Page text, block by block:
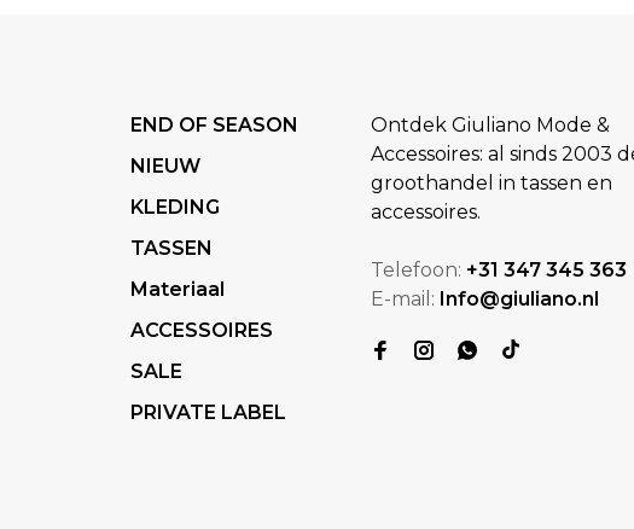
END OF SEASON
NIEUW
KLEDING
TASSEN
Materiaal
ACCESSOIRES
SALE
PRIVATE LABEL
Ontdek Giuliano Mode &
Accessoires: al sinds 2003
groothandel in tassen en
accessoires.
Telefoon: +31 347 345 363
E-mail: Info@giuliano.nl